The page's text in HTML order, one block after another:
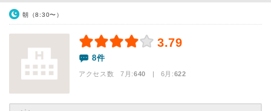
朝（8:30〜）
3.79
8件
アクセス数 7月:640 | 6月:622